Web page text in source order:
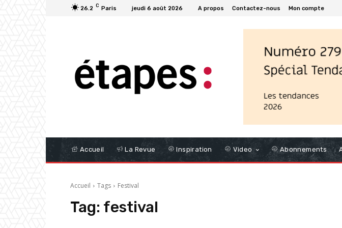
26.2 C Paris jeudi 6 août 2026 A propos Contactez-nous Mon compte
Accueil La Revue Inspiration Video Abonnements
Accueil Tags Festival
Tag: festival